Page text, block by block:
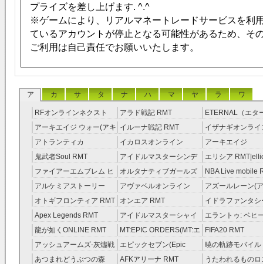
プライズを差し上げます. ^.^
※ゲームにより、リアルマネートレードサービスを利
ているアカウントが停止となる可能性があるため、そ
ご利用は自己責任でお願いいたします。
ア カ サ タ ナ ハ マ ヤ ラ ワ
RFオンラインネクスト
RMT
アラド戦記 RMT
ETERNAL（エタ
RMT
アーキエイジ ウォー(アキ
ウオ) RMT
イルーナ戦記 RMT
イザナギオンライ
アトランティカ
RMT|Atlantica RMT
イカロスオンライン
RMT（予約制）
アーキエイジ
RMT|ArcheAge
約制）
鬼武者Soul RMT
アイドルマスターシンデ
レラガールズ(モバマス)
RMT
エリシア
RMT
ファイアーエムブレム ヒ
ーローズ(FEヒーローズ)
RMT
オルタナティブガールズ
RMT
NBA Live mobile
アルケミアストーリー
（アルスト） RMT
アヴァベルオンライン
RMT
アズールレーン(
RMT
オトギフロンティア RMT オンエア RMT
イドラファンタシ
ーサーガ RMT
Apex Legends RMT
アイドルマスターシャイ
ニーカラーズ(シャニマス)
RMT
エラントゥ: ベヒ
ピリット RMT
龍が如くONLINE RMT
MT:EPIC ORDERS(MT:エ
ピック・オーダーズ)
RMT
FIFA20 RMT
アッシュアームズ‐灰燼戦
線 RMT
エピックセブン(Epic
Seven) RMT
暁の軌跡モバイル
伝説 ） RMT
あつまれどうぶつの森
AFKアリーナ RMT
うたわれるもの